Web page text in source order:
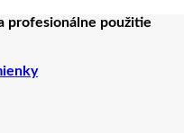
profesionálne použitie